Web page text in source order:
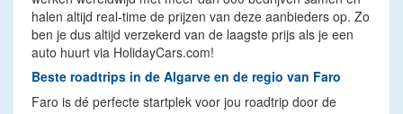
halen altijd real-time de prijzen van deze aanbieders op. Zo
ben je dus altijd verzekerd van de laagste prijs als je een
auto huurt via HolidayCars.com!
Beste roadtrips in de Algarve en de regio van Faro
Faro is dé perfecte startplek voor jou roadtrip door de